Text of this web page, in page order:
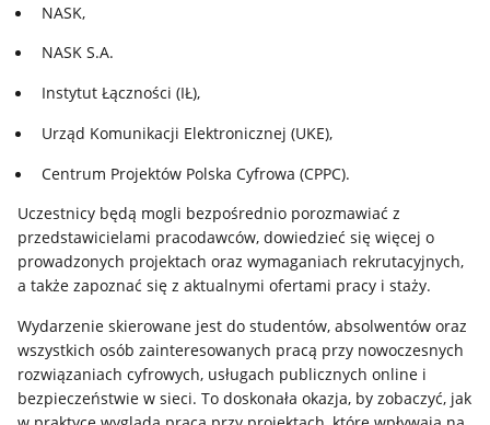
NASK,
NASK S.A.
Instytut Łączności (IŁ),
Urząd Komunikacji Elektronicznej (UKE),
Centrum Projektów Polska Cyfrowa (CPPC).
Uczestnicy będą mogli bezpośrednio porozmawiać z
przedstawicielami pracodawców, dowiedzieć się więcej o
prowadzonych projektach oraz wymaganiach rekrutacyjnych,
a także zapoznać się z aktualnymi ofertami pracy i staży.
Wydarzenie skierowane jest do studentów, absolwentów oraz
wszystkich osób zainteresowanych pracą przy nowoczesnych
rozwiązaniach cyfrowych, usługach publicznych online i
bezpieczeństwie w sieci. To doskonała okazja, by zobaczyć, jak